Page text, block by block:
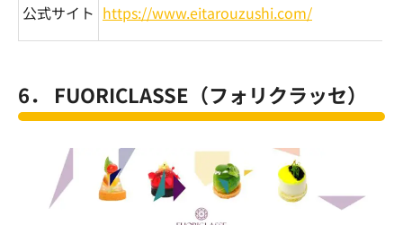
公式サイト https://www.eitarouzushi.com/
6． FUORICLASSE （フォリクラッセ）